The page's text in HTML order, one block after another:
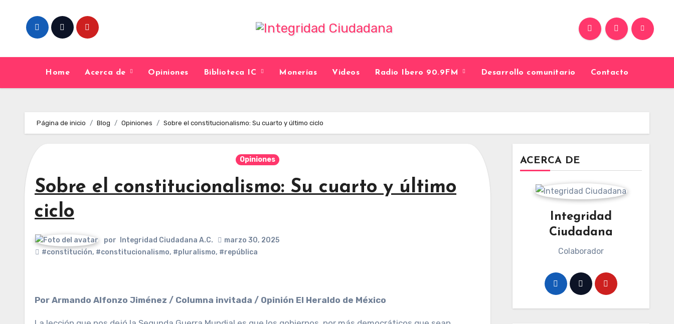
content
Home Acerca de Opiniones Biblioteca IC Monerías Videos Radio Ibero 90.9FM Desarrollo comunitario Contacto
Página de inicio Blog Opiniones Sobre el constitucionalismo: Su cuarto y último ciclo
Opiniones
Sobre el constitucionalismo: Su cuarto y último
ciclo
por Integridad Ciudadana A.C.
marzo 30, 2025
#constitución, #constitucionalismo, #pluralismo, #república
Por Armando Alfonzo Jiménez / Columna invitada / Opinión El Heraldo de México
ACERCA DE
Integridad
Ciudadana
Colaborador